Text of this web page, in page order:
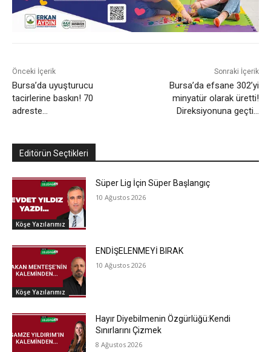
Önceki İçerik
Bursa’da uyuşturucu
tacirlerine baskın! 70
adreste…
Sonraki İçerik
Bursa’da efsane 302’yi
minyatür olarak üretti!
Direksiyonuna geçti…
Editörün Seçtikleri
Köşe Yazılarımız
Süper Lig İçin Süper Başlangıç
10 Ağustos 2026
Köşe Yazılarımız
ENDİŞELENMEYİ BIRAK
10 Ağustos 2026
Hayır Diyebilmenin Özgürlüğü:Kendi
Sınırlarını Çizmek
8 Ağustos 2026